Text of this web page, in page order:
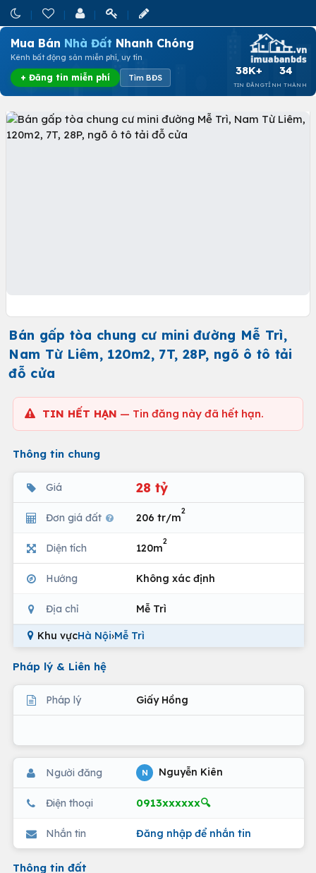
Mua Bán Nhà Đất Nhanh Chóng
Kênh bất động sản miễn phí, uy tín
+ Đăng tin miễn phí Tìm BĐS
38K+
TIN ĐĂNG
34
TỈNH THÀNH
Bán gấp tòa chung cư mini đường Mễ Trì,
Nam Từ Liêm, 120m2, 7T, 28P, ngõ ô tô tải
đỗ cửa
TIN HẾT HẠN — Tin đăng này đã hết hạn.
Thông tin chung
Giá 28 tỷ
Đơn giá đất 206 tr/m
2
Diện tích 120m
2
Hướng Không xác định
Địa chỉ Mễ Trì
Khu vựcHà Nội›Mễ Trì
Pháp lý & Liên hệ
Pháp lý Giấy Hồng
Người đăng N Nguyễn Kiên
Điện thoại 0913xxxxxx🔍
Nhắn tin Đăng nhập để nhắn tin
Thông tin đất